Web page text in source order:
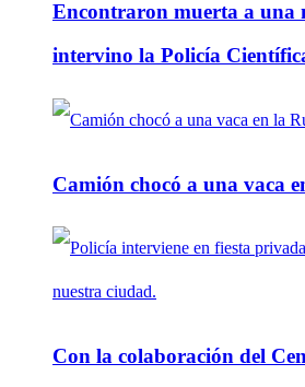
Encontraron muerta a una
intervino la Policía
Camión chocó a una vaca
Con la colaboración del